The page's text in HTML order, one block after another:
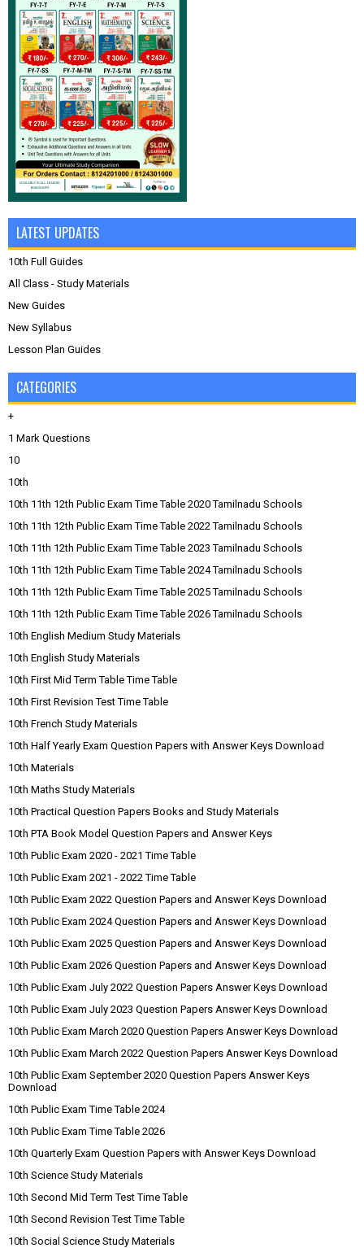
LATEST UPDATES
10th Full Guides
All Class - Study Materials
New Guides
New Syllabus
Lesson Plan Guides
CATEGORIES
+
1 Mark Questions
10
10th
10th 11th 12th Public Exam Time Table 2020 Tamilnadu Schools
10th 11th 12th Public Exam Time Table 2022 Tamilnadu Schools
10th 11th 12th Public Exam Time Table 2023 Tamilnadu Schools
10th 11th 12th Public Exam Time Table 2024 Tamilnadu Schools
10th 11th 12th Public Exam Time Table 2025 Tamilnadu Schools
10th 11th 12th Public Exam Time Table 2026 Tamilnadu Schools
10th English Medium Study Materials
10th English Study Materials
10th First Mid Term Table Time Table
10th First Revision Test Time Table
10th French Study Materials
10th Half Yearly Exam Question Papers with Answer Keys Download
10th Materials
10th Maths Study Materials
10th Practical Question Papers Books and Study Materials
10th PTA Book Model Question Papers and Answer Keys
10th Public Exam 2020 - 2021 Time Table
10th Public Exam 2021 - 2022 Time Table
10th Public Exam 2022 Question Papers and Answer Keys Download
10th Public Exam 2024 Question Papers and Answer Keys Download
10th Public Exam 2025 Question Papers and Answer Keys Download
10th Public Exam 2026 Question Papers and Answer Keys Download
10th Public Exam July 2022 Question Papers Answer Keys Download
10th Public Exam July 2023 Question Papers Answer Keys Download
10th Public Exam March 2020 Question Papers Answer Keys Download
10th Public Exam March 2022 Question Papers Answer Keys Download
10th Public Exam September 2020 Question Papers Answer Keys
Download
10th Public Exam Time Table 2024
10th Public Exam Time Table 2026
10th Quarterly Exam Question Papers with Answer Keys Download
10th Science Study Materials
10th Second Mid Term Test Time Table
10th Second Revision Test Time Table
10th Social Science Study Materials